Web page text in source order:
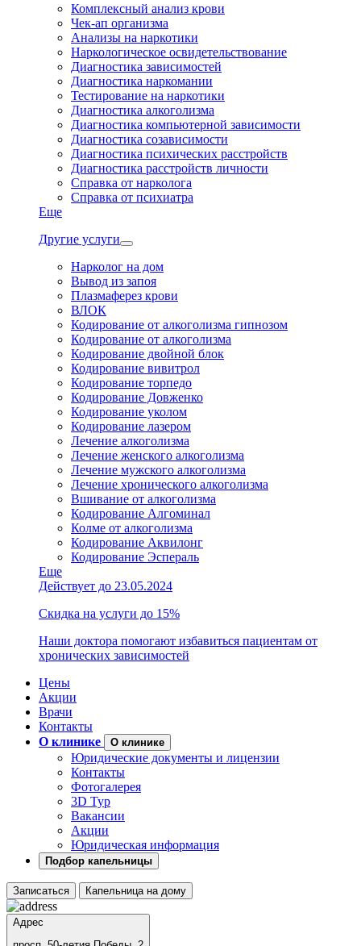
Комплексный анализ крови
Чек-ап организма
Анализы на наркотики
Наркологическое освидетельствование
Диагностика зависимостей
Диагностика наркомании
Тестирование на наркотики
Диагностика алкоголизма
Диагностика компьютерной зависимости
Диагностика созависимости
Диагностика психических расстройств
Диагностика расстройств личности
Справка от нарколога
Справка от психиатра
Еще
Другие услуги
Нарколог на дом
Вывод из запоя
Плазмаферез крови
ВЛОК
Кодирование от алкоголизма гипнозом
Кодирование от алкоголизма
Кодирование двойной блок
Кодирование вивитрол
Кодирование торпедо
Кодирование Довженко
Кодирование уколом
Кодирование лазером
Лечение алкоголизма
Лечение женского алкоголизма
Лечение мужского алкоголизма
Лечение хронического алкоголизма
Вшивание от алкоголизма
Кодирование Алгоминал
Колме от алкоголизма
Кодирование Аквилонг
Кодирование Эспераль
Еще
Действует до 23.05.2024
Скидка на услуги до 15%
Наши доктора помогают избавиться пациентам от
хронических зависимостей
Цены
Акции
Врачи
Контакты
О клинике
О клинике
Юридические документы и лицензии
Контакты
Фотогалерея
3D Тур
Вакансии
Акции
Юридическая информация
Подбор капельницы
Записаться Капельница на дому
Адрес